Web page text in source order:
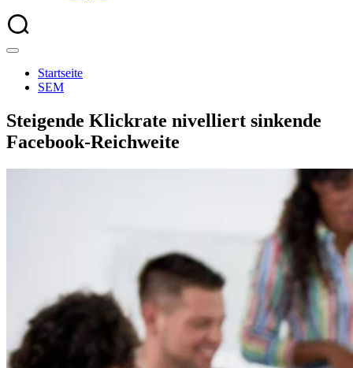
Startseite
SEM
Steigende Klickrate nivelliert sinkende
Facebook-Reichweite